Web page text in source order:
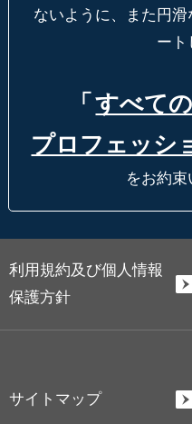
ないように、
また円
ート
「 すべて
プロフェッシ
をお約束
利用規約及び個人情報
保護方針
サイトマップ